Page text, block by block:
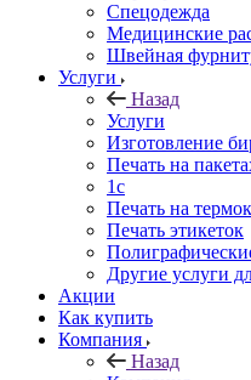
Спецодежда
Медицинские
Швейная
Услуги
Назад
Услуги
Изготовление
Печать на
1c
Печать на
Печать этикеток
Другие услуги
Акции
Как купить
Компания
Назад